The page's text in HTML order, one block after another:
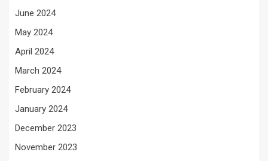
June 2024
May 2024
April 2024
March 2024
February 2024
January 2024
December 2023
November 2023